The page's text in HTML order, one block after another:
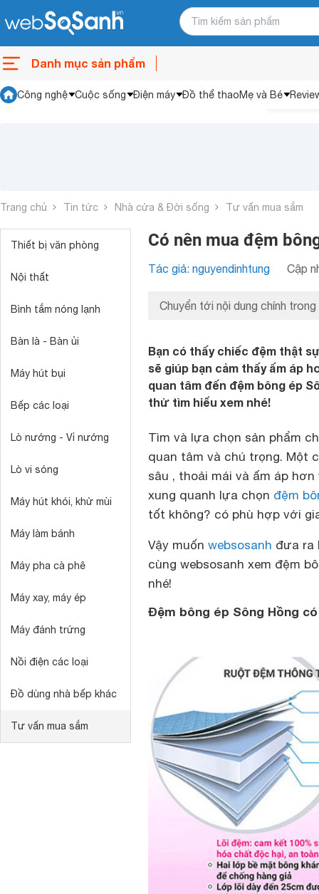
Danh mục sản phẩm
Công nghệ Cuộc sống Điện máy Đồ thể thaoMẹ và Bé
Trang chủ Tin tức Nhà cửa & Đời sống Tư vấn mua sắm
Thiết bị văn phòng
Nội thất
Bình tắm nóng lạnh
Bàn là - Bàn ủi
Máy hút bụi
Bếp các loại
Lò nướng - Vỉ nướng
Lò vi sóng
Máy hút khói, khử mùi
Máy làm bánh
Máy pha cà phê
Máy xay, máy ép
Máy đánh trứng
Nồi điện các loại
Đồ dùng nhà bếp khác
Tư vấn mua sắm
Có nên mua đệm
Tác giả: nguyendinhtung Cập
Chuyển tới nội dung chính trong
Bạn có thấy chiếc đệm thật
sẽ giúp bạn cảm thấy ấm áp
quan tâm đến đệm bông ép
thử tìm hiểu xem nhé!
Tìm và lựa chọn sản phẩm
quan tâm và chú trọng. Một
sâu , thoải mái và ấm áp
xung quanh lựa chọn đệm
tốt không? có phù hợp với
Vậy muốn websosanh đưa ra
cùng websosanh xem đệm
nhé!
Đệm bông ép Sông Hồng